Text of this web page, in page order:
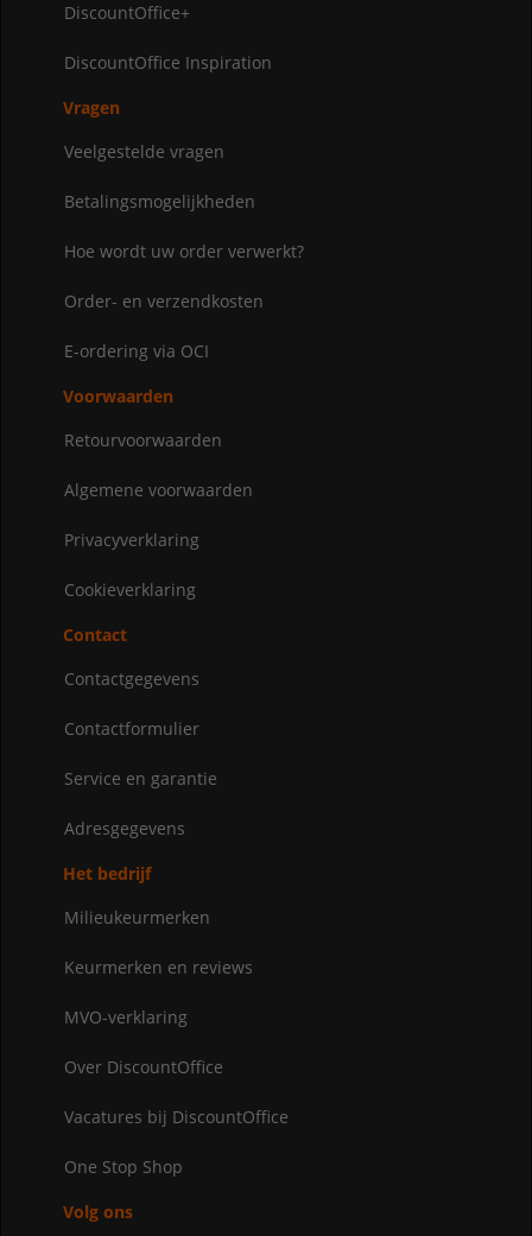
DiscountOffice+
DiscountOffice Inspiration
Vragen
Veelgestelde vragen
Betalingsmogelijkheden
Hoe wordt uw order verwerkt?
Order- en verzendkosten
E-ordering via OCI
Voorwaarden
Retourvoorwaarden
Algemene voorwaarden
Privacyverklaring
Cookieverklaring
Contact
Contactgegevens
Contactformulier
Service en garantie
Adresgegevens
Het bedrijf
Milieukeurmerken
Keurmerken en reviews
MVO-verklaring
Over DiscountOffice
Vacatures bij DiscountOffice
One Stop Shop
Volg ons